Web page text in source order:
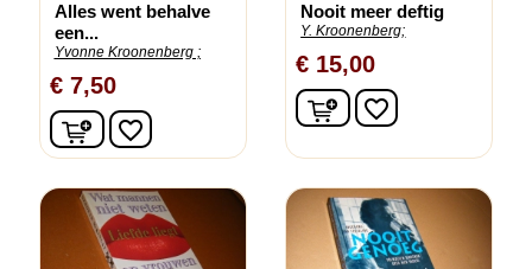
Alles went behalve
een...
Yvonne Kroonenberg ;
€ 7,50
In winkelwagen
favorite_border
Nooit meer deftig
Y. Kroonenberg;
€ 15,00
In winkelwagen
favorite_border